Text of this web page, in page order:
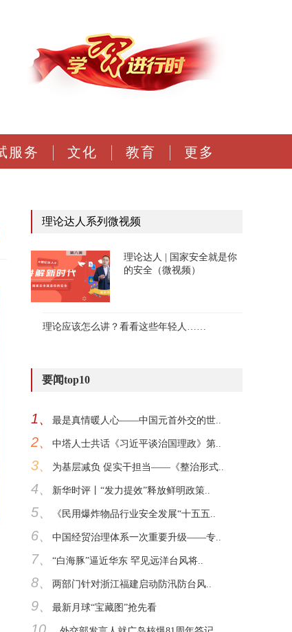
服务 文化 教育 更多
理论达人系列微视频
理论达人 | 国家安全就是你
的安全（微视频）
理论应该怎么讲？看看这些年轻人……
要闻top10
1、 最是真情暖人心——中国元首外交的世..
2、 中塔人士共话《习近平谈治国理政》第..
3、 为基层减负 促实干担当——《整治形式..
4、 新华时评丨“发力提效”释放鲜明政策..
5、 《民用爆炸物品行业安全发展“十五五..
6、 中国经贸治理体系一次重要升级——专..
7、 “白海豚”逼近华东 罕见远洋台风将..
8、 两部门针对浙江福建启动防汛防台风..
9、 最新月球“宝藏图”抢先看